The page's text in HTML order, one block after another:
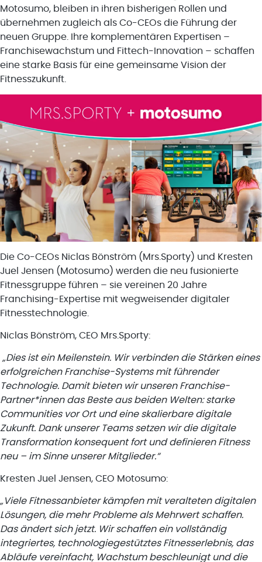
Motosumo, bleiben in ihren bisherigen Rollen und
übernehmen zugleich als Co-CEOs die Führung der
neuen Gruppe. Ihre komplementären Expertisen –
Franchisewachstum und Fittech-Innovation – schaffen
eine starke Basis für eine gemeinsame Vision der
Fitnesszukunft.
Die Co-CEOs Niclas Bönström (Mrs.Sporty) und Kresten
Juel Jensen (Motosumo) werden die neu fusionierte
Fitnessgruppe führen – sie vereinen 20 Jahre
Franchising-Expertise mit wegweisender digitaler
Fitnesstechnologie.
Niclas Bönström, CEO Mrs.Sporty:
„Dies ist ein Meilenstein. Wir verbinden die Stärken eines
erfolgreichen Franchise-Systems mit führender
Technologie. Damit bieten wir unseren Franchise-
Partner*innen das Beste aus beiden Welten: starke
Communities vor Ort und eine skalierbare digitale
Zukunft. Dank unserer Teams setzen wir die digitale
Transformation konsequent fort und definieren Fitness
neu – im Sinne unserer Mitglieder.“
Kresten Juel Jensen, CEO Motosumo:
„Viele Fitnessanbieter kämpfen mit veralteten digitalen
Lösungen, die mehr Probleme als Mehrwert schaffen.
Das ändert sich jetzt. Wir schaffen ein vollständig
integriertes, technologiegestütztes Fitnesserlebnis, das
Abläufe vereinfacht, Wachstum beschleunigt und die